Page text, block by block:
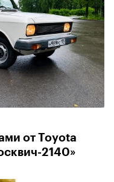
от Toyota
2140»